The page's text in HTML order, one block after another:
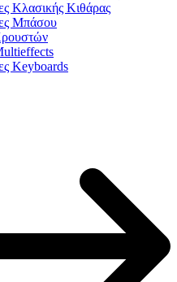
Κλασικής Κιθάρας
Μπάσου
Keyboards